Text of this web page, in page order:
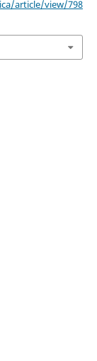
article/view/798